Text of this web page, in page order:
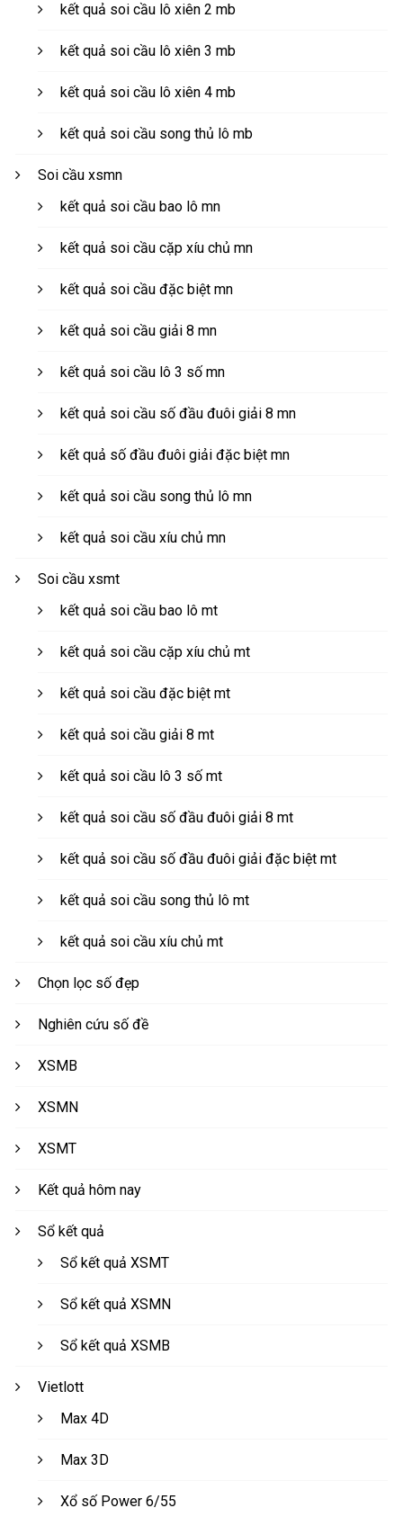
kết quả soi cầu lô xiên 2 mb
kết quả soi cầu lô xiên 3 mb
kết quả soi cầu lô xiên 4 mb
kết quả soi cầu song thủ lô mb
Soi cầu xsmn
kết quả soi cầu bao lô mn
kết quả soi cầu cặp xíu chủ mn
kết quả soi cầu đặc biệt mn
kết quả soi cầu giải 8 mn
kết quả soi cầu lô 3 số mn
kết quả soi cầu số đầu đuôi giải 8 mn
kết quả số đầu đuôi giải đặc biệt mn
kết quả soi cầu song thủ lô mn
kết quả soi cầu xíu chủ mn
Soi cầu xsmt
kết quả soi cầu bao lô mt
kết quả soi cầu cặp xíu chủ mt
kết quả soi cầu đặc biệt mt
kết quả soi cầu giải 8 mt
kết quả soi cầu lô 3 số mt
kết quả soi cầu số đầu đuôi giải 8 mt
kết quả soi cầu số đầu đuôi giải đặc biệt mt
kết quả soi cầu song thủ lô mt
kết quả soi cầu xíu chủ mt
Chọn lọc số đẹp
Nghiên cứu số đề
XSMB
XSMN
XSMT
Kết quả hôm nay
Sổ kết quả
Sổ kết quả XSMT
Sổ kết quả XSMN
Sổ kết quả XSMB
Vietlott
Max 4D
Max 3D
Xổ số Power 6/55